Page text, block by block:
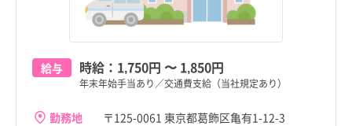
給与 時給： 1,750円 〜 1,850円
年末年始手当あり／交通費支給（当社規定あり）
勤務地
〒125-0061 東京都葛飾区亀有1-12-3